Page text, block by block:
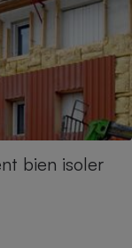
bien isoler